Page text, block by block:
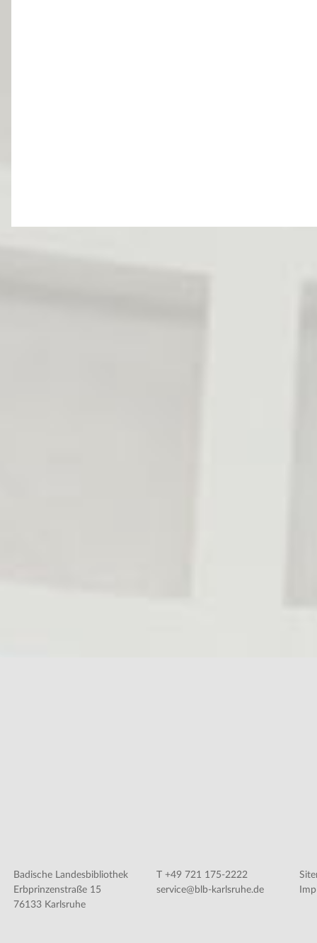
Badische Landesbibliothek
Erbprinzenstraße 15
76133 Karlsruhe
T +49 721 175-2222
service@blb-karlsruhe.de